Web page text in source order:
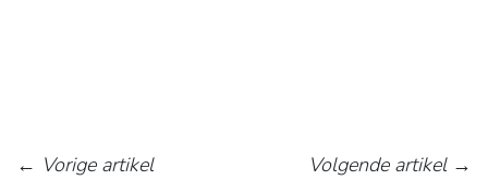
← Vorige artikel
Volgende artikel→